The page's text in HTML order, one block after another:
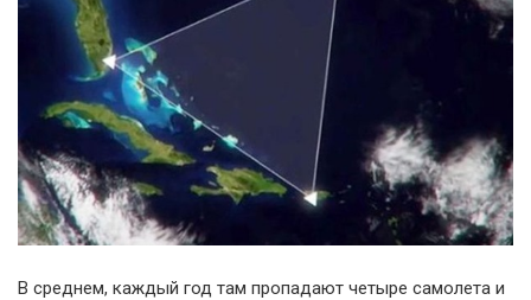
В среднем, каждый год там пропадают четыре самолета и